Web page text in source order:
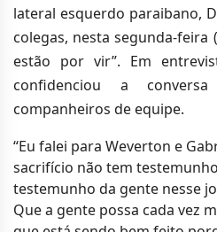
lateral esquerdo paraibano,
colegas, nesta segunda-feira
estão por vir”. Em
confidenciou a
companheiros de equipe.
“Eu falei para Weverton e
sacrifício não tem
testemunho da gente nesse
Que a gente possa cada vez